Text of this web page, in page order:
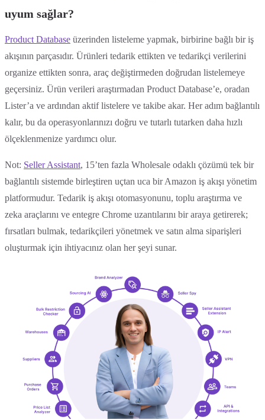
uyum sağlar?
Product Database üzerinden listeleme yapmak, birbirine bağlı bir iş
akışının parçasıdır. Ürünleri tedarik ettikten ve tedarikçi verilerini
organize ettikten sonra, araç değiştirmeden doğrudan listelemeye
geçersiniz. Ürün verileri araştırmadan Product Database’e, oradan
Lister’a ve ardından aktif listelere ve takibe akar. Her adım bağlantılı
kalır, bu da operasyonlarınızı doğru ve tutarlı tutarken daha hızlı
ölçeklenmenize yardımcı olur.
Not: Seller Assistant, 15’ten fazla Wholesale odaklı çözümü tek bir
bağlantılı sistemde birleştiren uçtan uca bir Amazon iş akışı yönetim
platformudur. Tedarik iş akışı otomasyonunu, toplu araştırma ve
zeka araçlarını ve entegre Chrome uzantılarını bir araya getirerek;
fırsatları bulmak, tedarikçileri yönetmek ve satın alma siparişleri
oluşturmak için ihtiyacınız olan her şeyi sunar.